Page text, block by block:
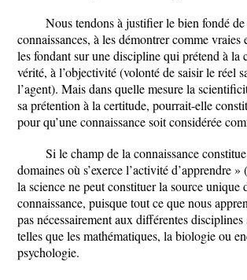
Nous tendons à justifier le bien fondé
connaissances, à les démontrer comme vraies
les fondant sur une discipline qui prétend à la
vérité, à l’objectivité (volonté de saisir le réel
l’agent). Mais dans quelle mesure la
sa prétention à la certitude, pourrait-elle
pour qu’une connaissance soit considérée
Si le champ de la connaissance
domaines où s’exerce l’activité d’apprendre
la science ne peut constituer la source unique
connaissance, puisque tout ce que nous
pas nécessairement aux différentes
telles que les mathématiques, la biologie ou
psychologie.